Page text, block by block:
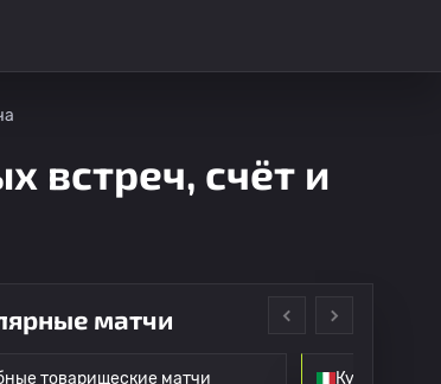
встреч, счёт и
матчи
товарищеские матчи
Кубок